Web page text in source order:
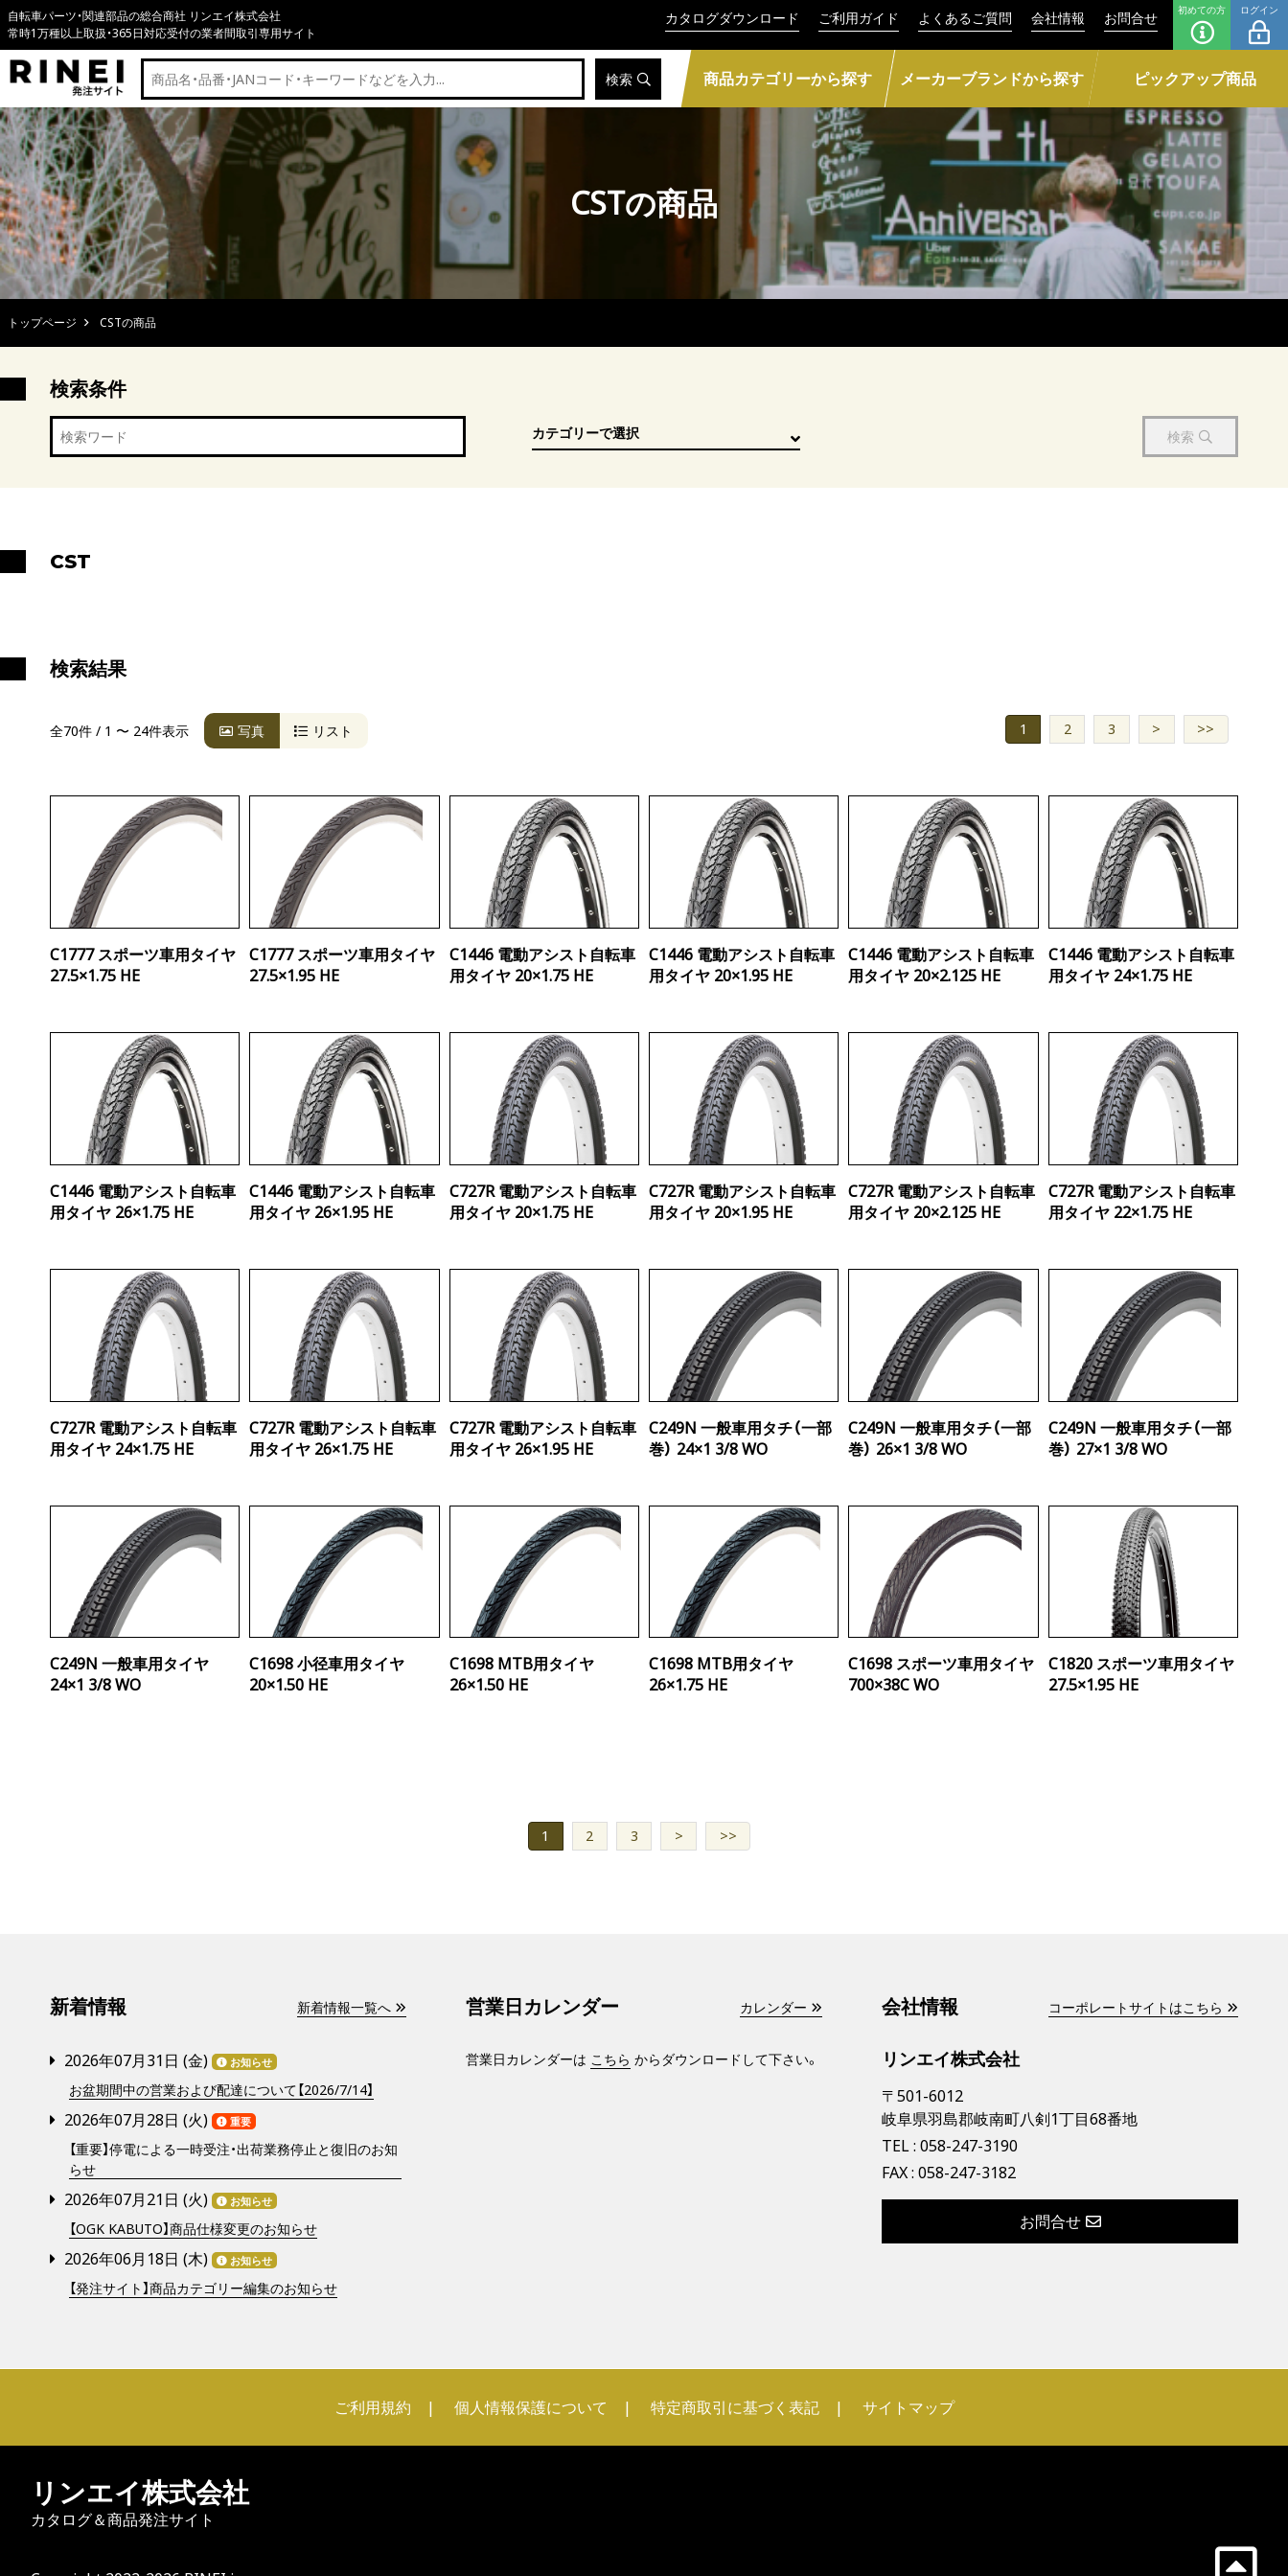
自転車パーツ・関連部品の総合商社 リンエイ株式会社
常時1万種以上取扱・365日対応受付の業者間取引専用サイト
カタログダウンロード ご利用ガイド よくあるご質問 会社情報 お問合せ 初めての方 ログイン
検索 商品カテゴリーから探す メーカーブランドから探す ピックアップ商品
CSTの商品
トップページ CSTの商品
検索条件
検索
CST
検索結果
全70件 / 1 〜 24件表示 写真 リスト 1 2 3 > >>
C1777 スポーツ車用タイヤ
27.5×1.75 HE
C1777 スポーツ車用タイヤ
27.5×1.95 HE
C1446 電動アシスト自転車
用タイヤ 20×1.75 HE
C1446 電動アシスト自転車
用タイヤ 20×1.95 HE
C1446 電動アシスト自転車
用タイヤ 20×2.125 HE
C1446 電動アシスト自転車
用タイヤ 24×1.75 HE
C1446 電動アシスト自転車
用タイヤ 26×1.75 HE
C1446 電動アシスト自転車
用タイヤ 26×1.95 HE
C727R 電動アシスト自転車
用タイヤ 20×1.75 HE
C727R 電動アシスト自転車
用タイヤ 20×1.95 HE
C727R 電動アシスト自転車
用タイヤ 20×2.125 HE
C727R 電動アシスト自転車
用タイヤ 22×1.75 HE
C727R 電動アシスト自転車
用タイヤ 24×1.75 HE
C727R 電動アシスト自転車
用タイヤ 26×1.75 HE
C727R 電動アシスト自転車
用タイヤ 26×1.95 HE
C249N 一般車用タチ（一部
巻） 24×1 3/8 WO
C249N 一般車用タチ（一部
巻） 26×1 3/8 WO
C249N 一般車用タチ（一部
巻） 27×1 3/8 WO
C249N 一般車用タイヤ
24×1 3/8 WO
C1698 小径車用タイヤ
20×1.50 HE
C1698 MTB用タイヤ
26×1.50 HE
C1698 MTB用タイヤ
26×1.75 HE
C1698 スポーツ車用タイヤ
700×38C WO
C1820 スポーツ車用タイヤ
27.5×1.95 HE
1 2 3 > >>
新着情報 新着情報一覧へ
2026年07月31日 (金) お知らせ
お盆期間中の営業および配達について【2026/7/14】
2026年07月28日 (火) 重要
【重要】停電による一時受注・出荷業務停止と復旧のお知
らせ
2026年07月21日 (火) お知らせ
【OGK KABUTO】商品仕様変更のお知らせ
2026年06月18日 (木) お知らせ
【発注サイト】商品カテゴリー編集のお知らせ
営業日カレンダー カレンダー
営業日カレンダーは こちら からダウンロードして下さい。
会社情報 コーポレートサイトはこちら
リンエイ株式会社
〒501-6012
岐阜県羽島郡岐南町八剣1丁目68番地
TEL : 058-247-3190
FAX : 058-247-3182
お問合せ
ご利用規約 個人情報保護について 特定商取引に基づく表記 サイトマップ
リンエイ株式会社
カタログ＆商品発注サイト